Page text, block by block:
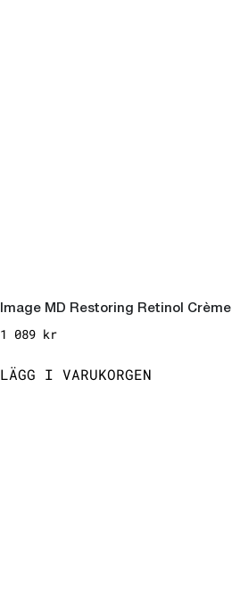
Image MD Restoring Retinol Crème
1 089 kr
LÄGG I VARUKORGEN